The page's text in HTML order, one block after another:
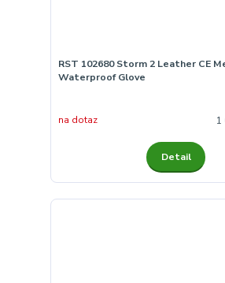
RST 102680 Storm 2 Leather CE
Waterproof Glove
1
na dotaz
Detail